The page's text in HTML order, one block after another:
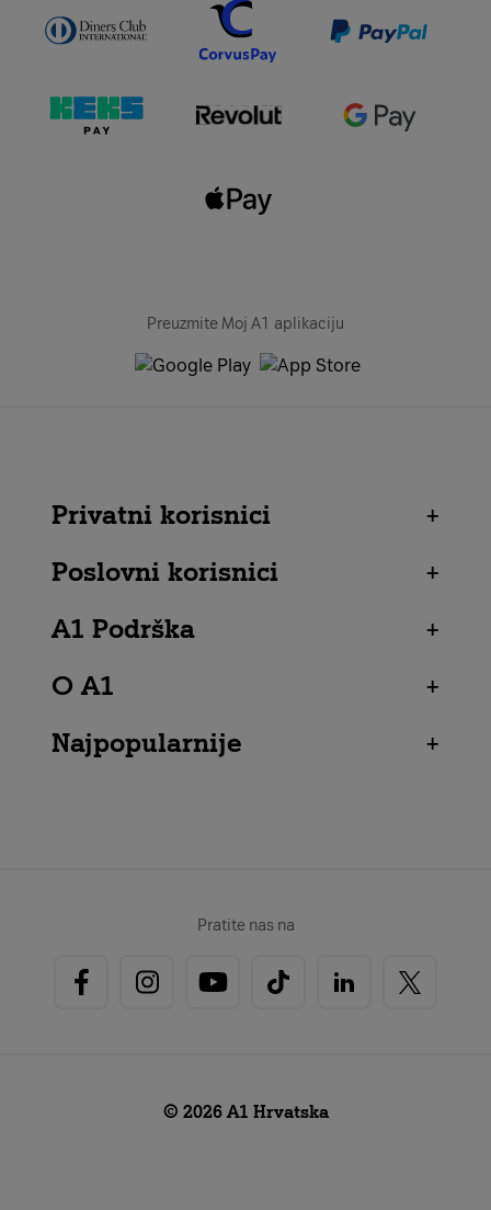
Preuzmite Moj A1 aplikaciju
Privatni korisnici
+
Poslovni korisnici
+
A1 Podrška
+
O A1
+
Najpopularnije
+
Pratite nas na
© 2026 A1 Hrvatska